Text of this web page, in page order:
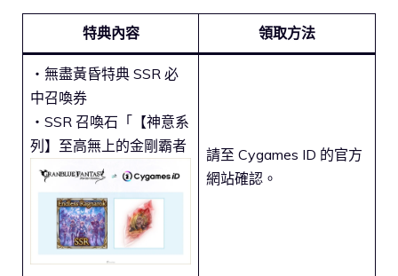
特典內容 領取方法
・無盡黃昏特典 SSR 必
中召喚券
・SSR 召喚石「【神意系
列】至高無上的金剛霸者
請至 Cygames ID 的官方
網站確認。